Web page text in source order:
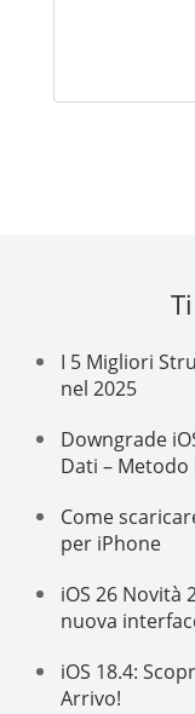
I 5 Migliori
nel 2025
Downgrade
Dati – Metodo
Come
per iPhone
iOS 26 Novità
nuova
iOS 18.4:
Arrivo!